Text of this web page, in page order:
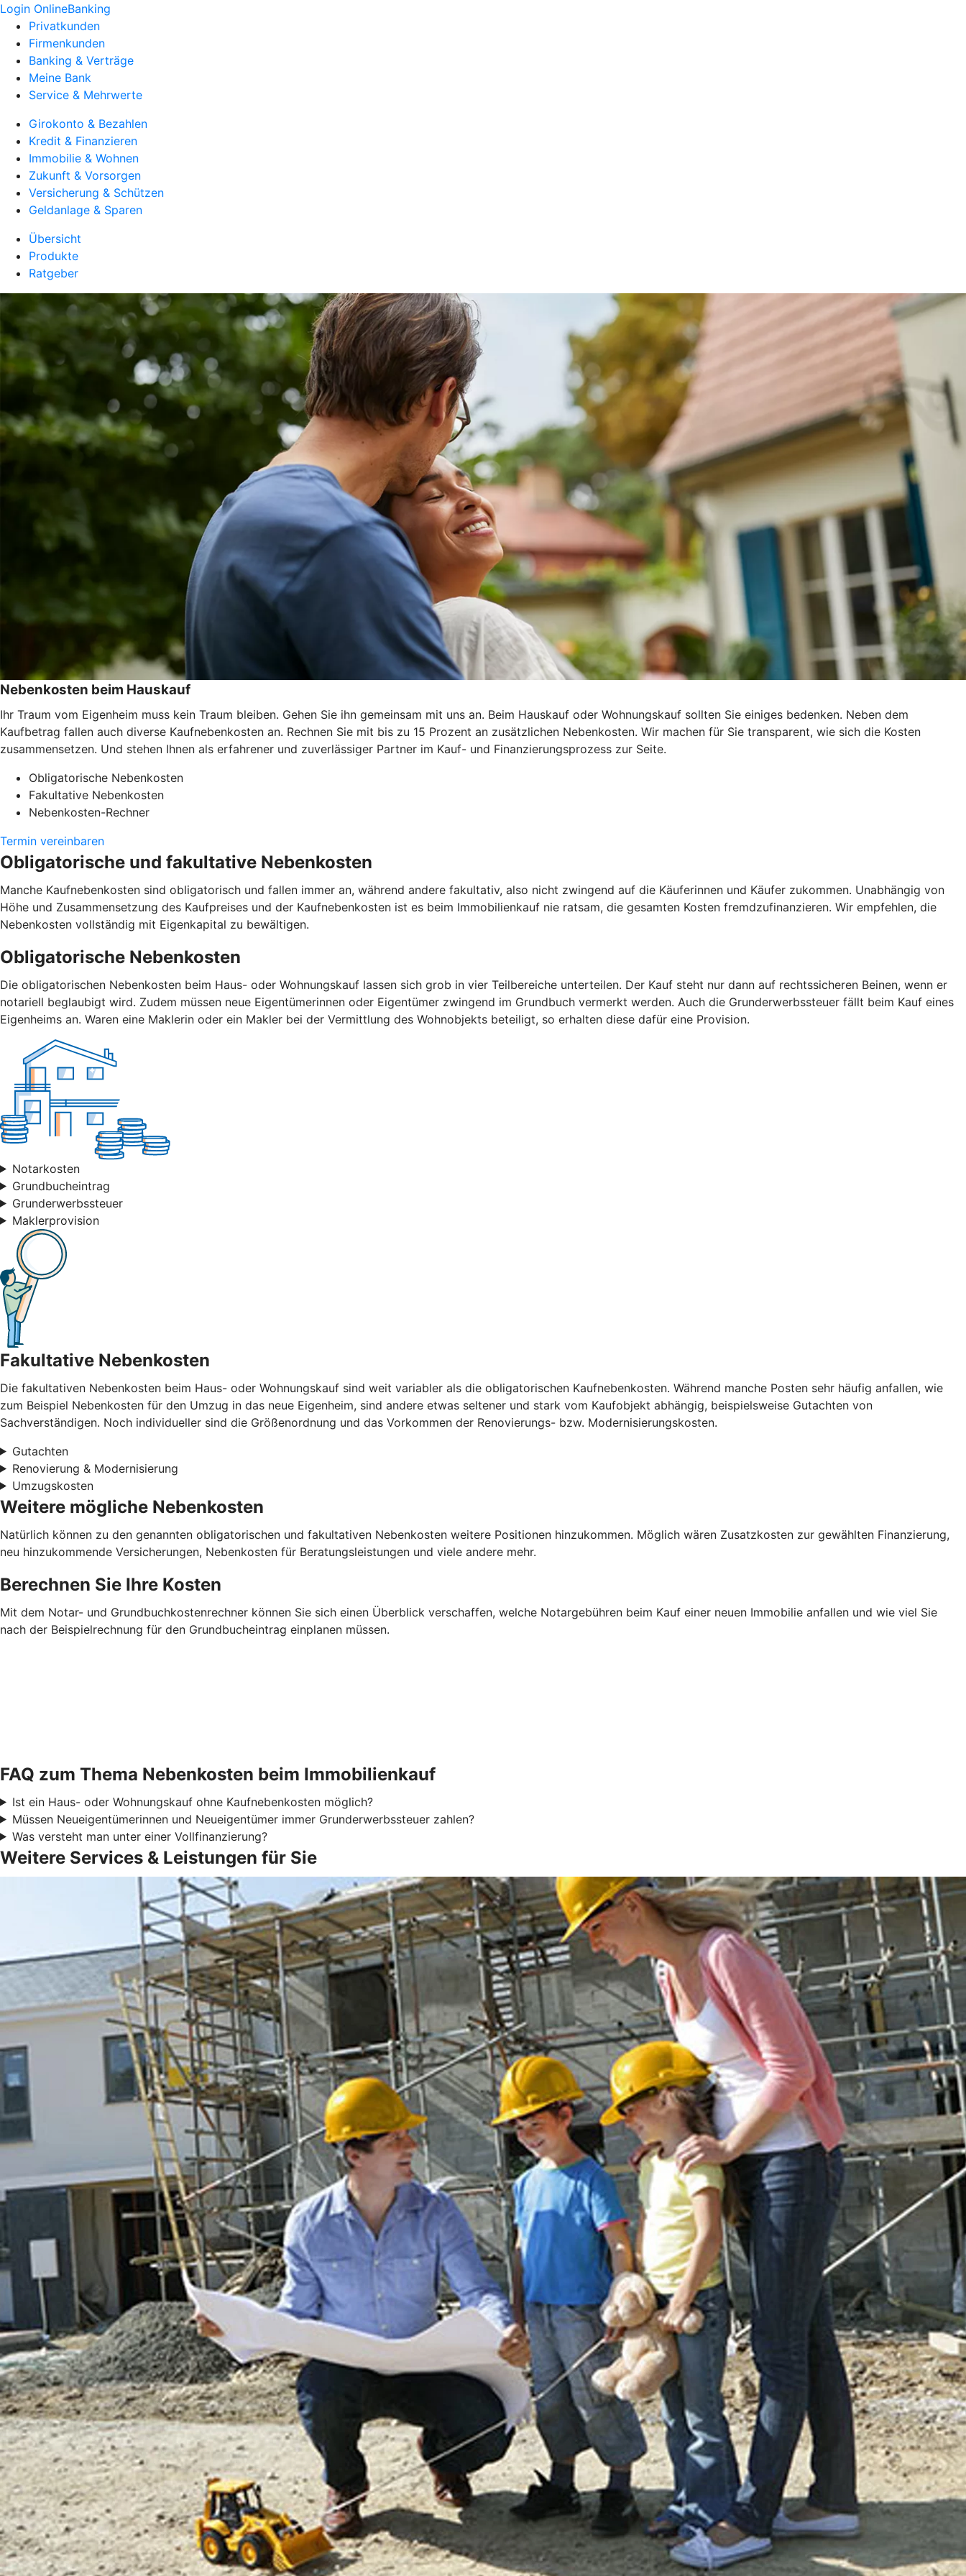
Login OnlineBanking
Privatkunden
Firmenkunden
Banking & Verträge
Meine Bank
Service & Mehrwerte
Girokonto & Bezahlen
Kredit & Finanzieren
Immobilie & Wohnen
Zukunft & Vorsorgen
Versicherung & Schützen
Geldanlage & Sparen
Übersicht
Produkte
Ratgeber
Nebenkosten beim Hauskauf
Ihr Traum vom Eigenheim muss kein Traum bleiben. Gehen Sie ihn gemeinsam mit uns an. Beim Hauskauf oder Wohnungskauf sollten Sie einiges bedenken. Neben dem
Kaufbetrag fallen auch diverse Kaufnebenkosten an. Rechnen Sie mit bis zu 15 Prozent an zusätzlichen Nebenkosten. Wir machen für Sie transparent, wie sich die Kosten
zusammensetzen. Und stehen Ihnen als erfahrener und zuverlässiger Partner im Kauf- und Finanzierungsprozess zur Seite.
Obligatorische Nebenkosten
Fakultative Nebenkosten
Nebenkosten-Rechner
Termin vereinbaren
Obligatorische und fakultative Nebenkosten
Manche Kaufnebenkosten sind obligatorisch und fallen immer an, während andere fakultativ, also nicht zwingend auf die Käuferinnen und Käufer zukommen. Unabhängig von
Höhe und Zusammensetzung des Kaufpreises und der Kaufnebenkosten ist es beim Immobilienkauf nie ratsam, die gesamten Kosten fremdzufinanzieren. Wir empfehlen, die
Nebenkosten vollständig mit Eigenkapital zu bewältigen.
Obligatorische Nebenkosten
Die obligatorischen Nebenkosten beim Haus- oder Wohnungskauf lassen sich grob in vier Teilbereiche unterteilen. Der Kauf steht nur dann auf rechtssicheren Beinen, wenn er
notariell beglaubigt wird. Zudem müssen neue Eigentümerinnen oder Eigentümer zwingend im Grundbuch vermerkt werden. Auch die Grunderwerbssteuer fällt beim Kauf eines
Eigenheims an. Waren eine Maklerin oder ein Makler bei der Vermittlung des Wohnobjekts beteiligt, so erhalten diese dafür eine Provision.
Notarkosten
Grundbucheintrag
Grunderwerbssteuer
Maklerprovision
Fakultative Nebenkosten
Die fakultativen Nebenkosten beim Haus- oder Wohnungskauf sind weit variabler als die obligatorischen Kaufnebenkosten. Während manche Posten sehr häufig anfallen, wie
zum Beispiel Nebenkosten für den Umzug in das neue Eigenheim, sind andere etwas seltener und stark vom Kaufobjekt abhängig, beispielsweise Gutachten von
Sachverständigen. Noch individueller sind die Größenordnung und das Vorkommen der Renovierungs- bzw. Modernisierungskosten.
Gutachten
Renovierung & Modernisierung
Umzugskosten
Weitere mögliche Nebenkosten
Natürlich können zu den genannten obligatorischen und fakultativen Nebenkosten weitere Positionen hinzukommen. Möglich wären Zusatzkosten zur gewählten Finanzierung,
neu hinzukommende Versicherungen, Nebenkosten für Beratungsleistungen und viele andere mehr.
Berechnen Sie Ihre Kosten
Mit dem Notar- und Grundbuchkostenrechner können Sie sich einen Überblick verschaffen, welche Notargebühren beim Kauf einer neuen Immobilie anfallen und wie viel Sie
nach der Beispielrechnung für den Grundbucheintrag einplanen müssen.
FAQ zum Thema Nebenkosten beim Immobilienkauf
Ist ein Haus- oder Wohnungskauf ohne Kaufnebenkosten möglich?
Müssen Neueigentümerinnen und Neueigentümer immer Grunderwerbssteuer zahlen?
Was versteht man unter einer Vollfinanzierung?
Weitere Services & Leistungen für Sie